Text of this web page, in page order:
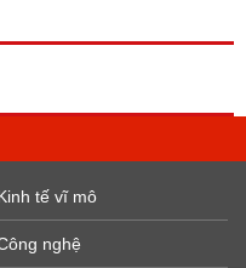
tế vĩ mô
nghệ